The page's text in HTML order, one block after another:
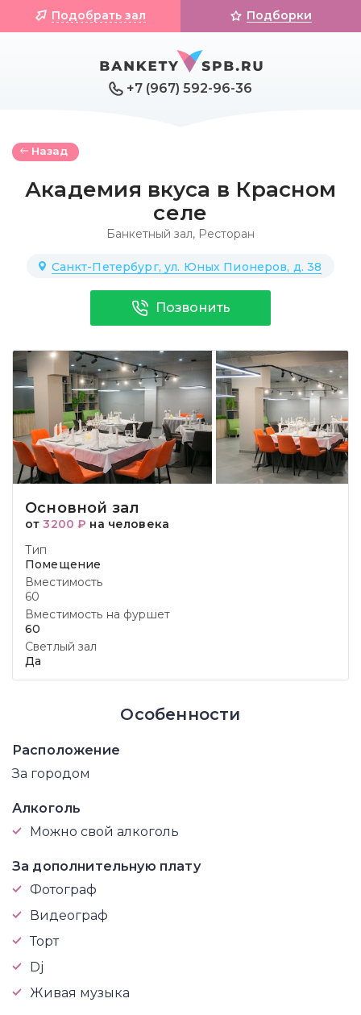
+7 (967) 592-96-36
Подобрать зал Подборки
Назад
Академия вкуса в Красном
селе
Банкетный зал, Ресторан
Санкт-Петербург, ул. Юных Пионеров, д. 38
Позвонить
Основной зал
от3200 ₽ на человека
Тип
Помещение
Вместимость
60
Вместимость на фуршет
60
Светлый зал
Да
Особенности
Расположение
За городом
Алкоголь
Можно свой алкоголь
За дополнительную плату
Фотограф
Видеограф
Торт
Dj
Живая музыка